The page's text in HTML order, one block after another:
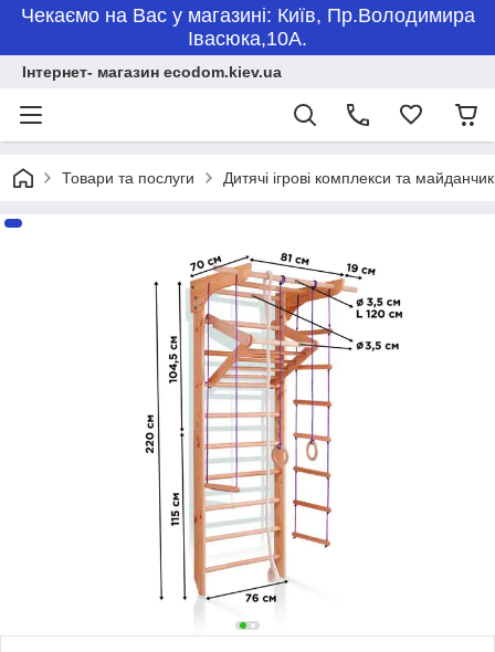
Чекаємо на Вас у магазині: Київ, Пр.Володимира
Івасюка,10А.
Інтернет- магазин ecodom.kiev.ua
Товари та послуги Дитячі ігрові комплекси та